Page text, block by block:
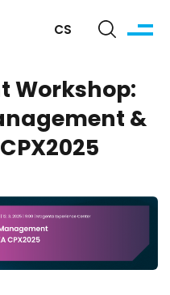
CS
Workshop:
&